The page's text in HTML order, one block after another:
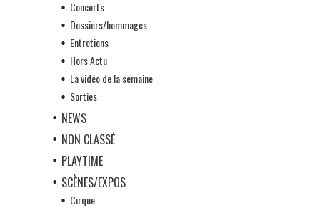
Concerts
Dossiers/hommages
Entretiens
Hors Actu
La vidéo de la semaine
Sorties
NEWS
NON CLASSÉ
PLAYTIME
SCÈNES/EXPOS
Cirque